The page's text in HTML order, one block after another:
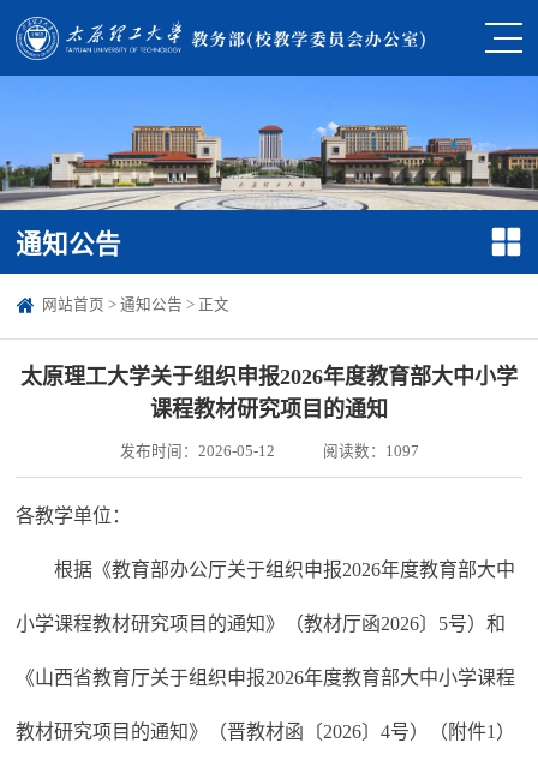
通知公告
网站首页 >通知公告 > 正文
太原理工大学关于组织申报2026年度教育部大中小学
课程教材研究项目的通知
发布时间：2026-05-12 阅读数： 1097
各教学单位：
根据《教育部办公厅关于组织申报2026年度教育部大中
小学课程教材研究项目的通知》（教材厅函2026〕5号）和
《山西省教育厅关于组织申报2026年度教育部大中小学课程
教材研究项目的通知》（晋教材函〔2026〕4号）（附件1）